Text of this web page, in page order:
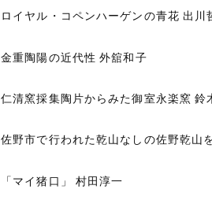
ロイヤル・コペンハーゲンの青花 出川
金重陶陽の近代性 外舘和子
仁清窯採集陶片からみた御室永楽窯 鈴
佐野市で行われた乾山なしの佐野乾山
「マイ猪口」 村田淳一